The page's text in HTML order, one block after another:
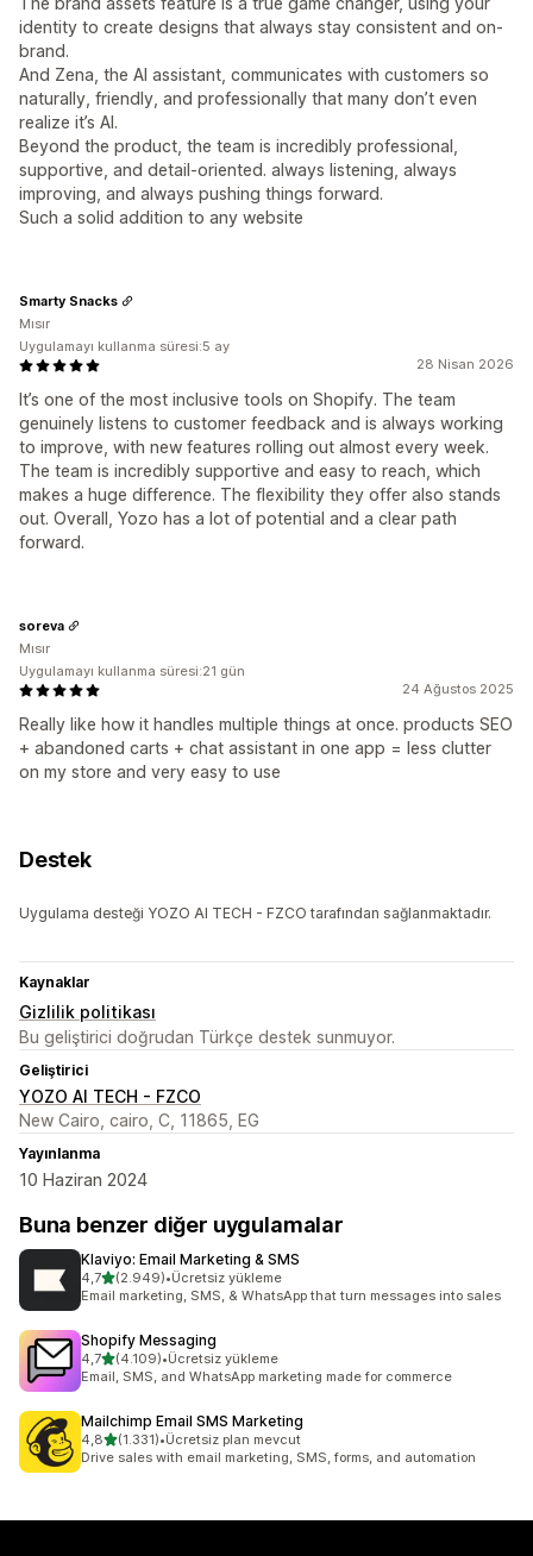
identity to create designs that always stay consistent and on-
brand.
And Zena, the AI assistant, communicates with customers so
naturally, friendly, and professionally that many don’t even
realize it’s AI.
Beyond the product, the team is incredibly professional,
supportive, and detail-oriented. always listening, always
improving, and always pushing things forward.
Such a solid addition to any website
28 Nisan 2026
It’s one of the most inclusive tools on Shopify. The team
genuinely listens to customer feedback and is always working
to improve, with new features rolling out almost every week.
The team is incredibly supportive and easy to reach, which
makes a huge difference. The flexibility they offer also stands
out. Overall, Yozo has a lot of potential and a clear path
forward.
Smarty Snacks
Mısır
Uygulamayı kullanma süresi:5 ay
24 Ağustos 2025
Really like how it handles multiple things at once. products SEO
+ abandoned carts + chat assistant in one app = less clutter
on my store and very easy to use
soreva
Mısır
Uygulamayı kullanma süresi:21 gün
Destek
Uygulama desteği YOZO AI TECH - FZCO tarafından sağlanmaktadır.
Kaynaklar
Gizlilik politikası
Bu geliştirici doğrudan Türkçe destek sunmuyor.
Geliştirici
YOZO AI TECH - FZCO
New Cairo, cairo, C, 11865, EG
Yayınlanma
10 Haziran 2024
Buna benzer diğer uygulamalar
Klaviyo: Email Marketing & SMS
4,75 yıldız üzerinden
(2.949)
toplam 2949 değerlendirme
•Ücretsiz yükleme
Email marketing, SMS, & WhatsApp that turn messages into sales
Shopify Messaging
4,75 yıldız üzerinden
(4.109)
toplam 4109 değerlendirme
•Ücretsiz yükleme
Email, SMS, and WhatsApp marketing made for commerce
Mailchimp Email SMS Marketing
4,85 yıldız üzerinden
(1.331)
toplam 1331 değerlendirme
•Ücretsiz plan mevcut
Drive sales with email marketing, SMS, forms, and automation